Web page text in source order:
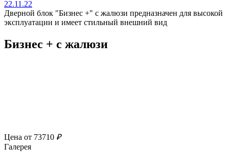
22.11.22
Дверной блок "Бизнес +" с жалюзи предназначен для высокой
эксплуатации и имеет стильный внешний вид
Бизнес + с жалюзи
Цена от 73710 ₽
Галерея